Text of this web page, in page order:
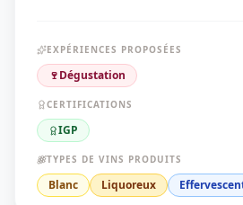
EXPÉRIENCES PROPOSÉES
🍷Dégustation
CERTIFICATIONS
IGP
TYPES DE VINS PRODUITS
Blanc Liquoreux